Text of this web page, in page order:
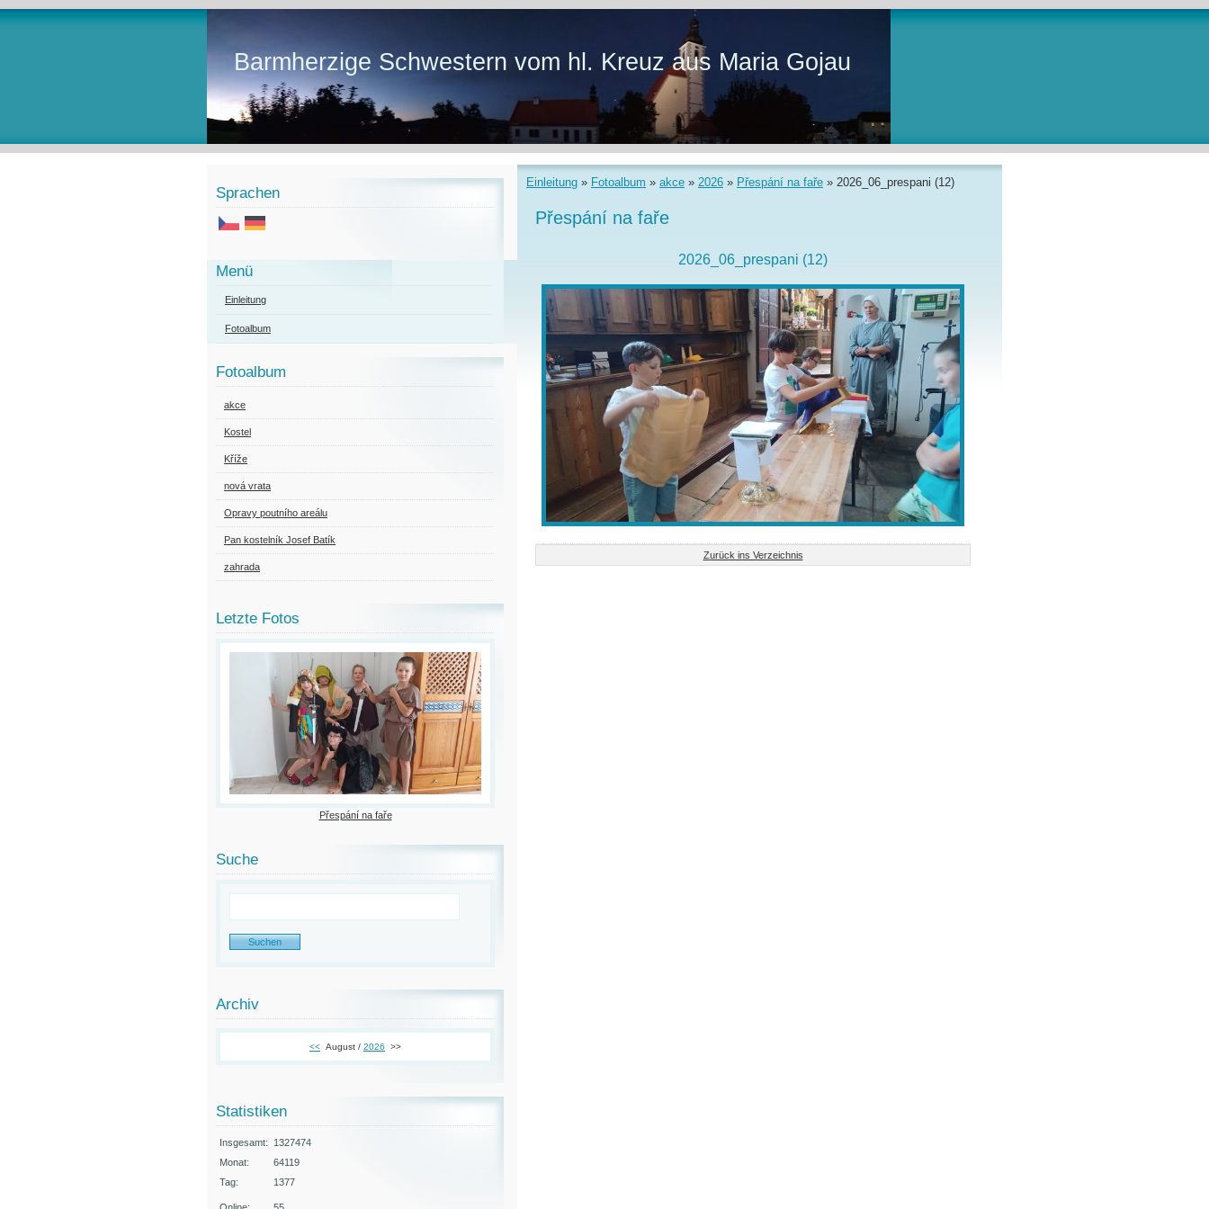
Barmherzige Schwestern vom hl. Kreuz aus Maria Gojau
Einleitung » Fotoalbum » akce » 2026 » Přespání na faře » 2026_06_prespani (12)
Přespání na faře
2026_06_prespani (12)
Zurück ins Verzeichnis
Sprachen
Menü
Einleitung
Fotoalbum
Fotoalbum
akce
Kostel
Kříže
nová vrata
Opravy poutního areálu
Pan kostelník Josef Batík
zahrada
Letzte Fotos
Přespání na faře
Suche
Archiv
<< August / 2026 >>
Statistiken
Insgesamt:
1327474
Monat:
64119
Tag:
1377